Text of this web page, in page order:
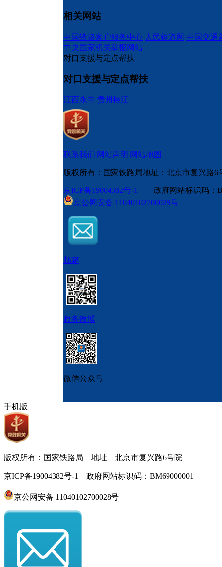
相关网站
中国铁路客户服务中心 人民铁道网 中国交通
中央国家机关举报网站
对口支援与定点帮扶
对口支援与定点帮扶
江西永丰 贵州榕江
联系我们 网站声明 网站地图
版权所有：国家铁路局地址：北京市复兴路6
京ICP备19004382号-1 政府网站标识码
京公网安备 11040102700028号
邮箱
政务微博
微信公众号
手机版
版权所有：国家铁路局 地址：北京市复兴路6号院
京ICP备19004382号-1 政府网站标识码：BM69000001
京公网安备 11040102700028号